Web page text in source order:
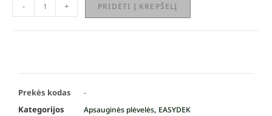
- + PRIDĖTI Į KREPŠELĮ
Prekės kodas
-
Kategorijos
Apsauginės plėvelės, EASYDEK